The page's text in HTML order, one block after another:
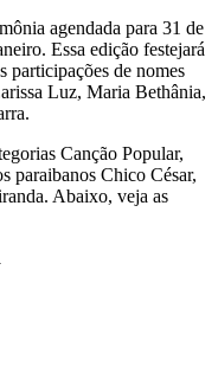
agendada para 31 de
Essa edição festejará
participações de nomes
Luz, Maria Bethânia,
Canção Popular,
paraibanos Chico César,
Abaixo, veja as